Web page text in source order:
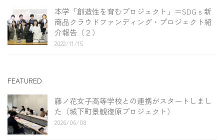
本学「創造性を育むプロジェクト」＝SDGｓ新
商品クラウドファンディング・プロジェクト紹
介報告（２）
2022/11/15
FEATURED
藤ノ花女子高等学校との連携がスタートしまし
た（城下町景観復原プロジェクト）
2026/06/08